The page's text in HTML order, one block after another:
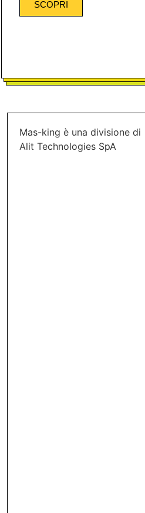
SCOPRI
Mas-king è una divisione di
Alit Technologies SpA